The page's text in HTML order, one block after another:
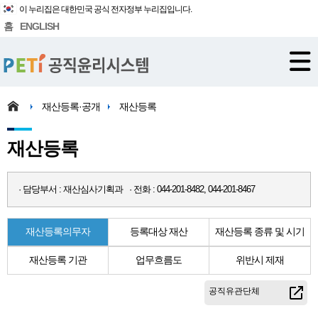
이 누리집은 대한민국 공식 전자정부 누리집입니다.
홈 ENGLISH
재산등록·공개 재산등록
재산등록
· 담당부서 : 재산심사기획과 · 전화 : 044-201-8482, 044-201-8467
재산등록의무자 등록대상 재산 재산등록 종류 및 시기
재산등록 기관 업무흐름도 위반시 제재
공직유관단체